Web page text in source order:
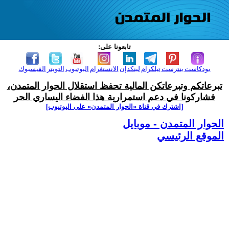
تابعونا على:
الفيسبوك التويتر اليوتيوب الانستغرام لينكدإن تيلكرامبنترست بودكاست
تبرعاتكم وتبرعاتكن المالية تحفظ استقلال الحوار المتمدن،
فشاركونا في دعم استمرارية هذا الفضاء اليساري الحر
[اشترك في قناة ‫«الحوار المتمدن» على اليوتيوب]
الحوار المتمدن - موبايل
الموقع الرئيسي